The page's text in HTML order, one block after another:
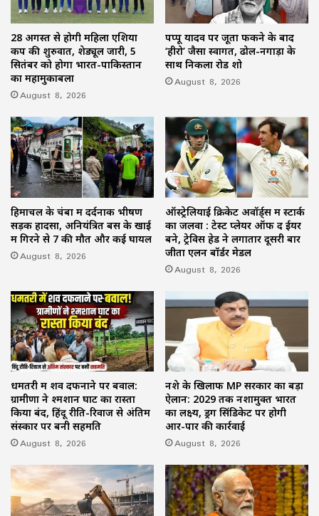
28 अगस्त से होगी महिला एशिया
कप की शुरुवात, शेड्यूल जारी, 5
सितंबर को होगा भारत-पाकिस्तान
का महामुकाबला
August 8, 2026
पप्पू यादव पर जूता फेंकने के बाद
‘हीरो’ जैसा स्वागत, ढोल-नगाड़ों के
साथ निकला रोड शो
August 8, 2026
हिमाचल के चंबा में दर्दनाक भीषण
सड़क हादसा, अनियंत्रित बस के खाई
में गिरने से 7 की मौत और कई घायल
August 8, 2026
ऑस्ट्रेलियाई क्रिकेट अवॉर्ड्स में स्टार्क
का जलवा : टेस्ट प्लेयर ऑफ द ईयर
बने, ट्रेविस हेड ने लगातार दूसरी बार
जीता एलन बॉर्डर मेडल
August 8, 2026
धमतरी में शव दफनाने पर बवाल:
ग्रामीणों ने श्मशान घाट का रास्ता
किया बंद, हिंदू रीति-रिवाज से अंतिम
संस्कार पर बनी सहमति
August 8, 2026
नशे के खिलाफ MP सरकार का बड़ा
ऐलान: 2029 तक नशामुक्त भारत
का लक्ष्य, ड्रग सिंडिकेट पर होगी
आर-पार की कार्रवाई
August 8, 2026